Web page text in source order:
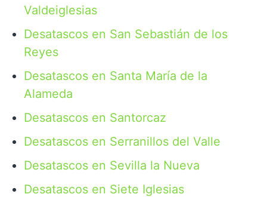
Valdeiglesias
Desatascos en San Sebastián de los
Reyes
Desatascos en Santa María de la
Alameda
Desatascos en Santorcaz
Desatascos en Serranillos del Valle
Desatascos en Sevilla la Nueva
Desatascos en Siete Iglesias